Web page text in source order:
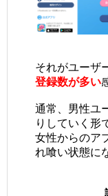
それがユーザ
登録数が多い
通常、男性ユ
りしていく形
女性からのア
れ喰い状態に